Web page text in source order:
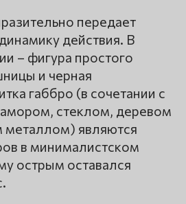
передает
действия. В
– фигура простого
и черная
габбро (в сочетании с
стеклом, деревом
являются
в минималистском
острым оставался